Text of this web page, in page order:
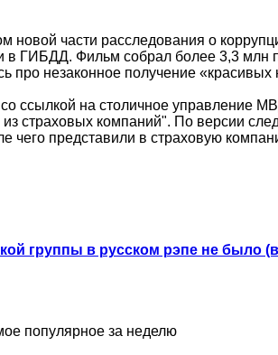
части расследования о
в ГИБДД. Фильм собрал более 3,3 млн
про незаконное получение «красивых
ссылкой на столичное управление
страховых компаний". По версии
чего представили в страховую
группы в русском рэпе не было
популярное за неделю